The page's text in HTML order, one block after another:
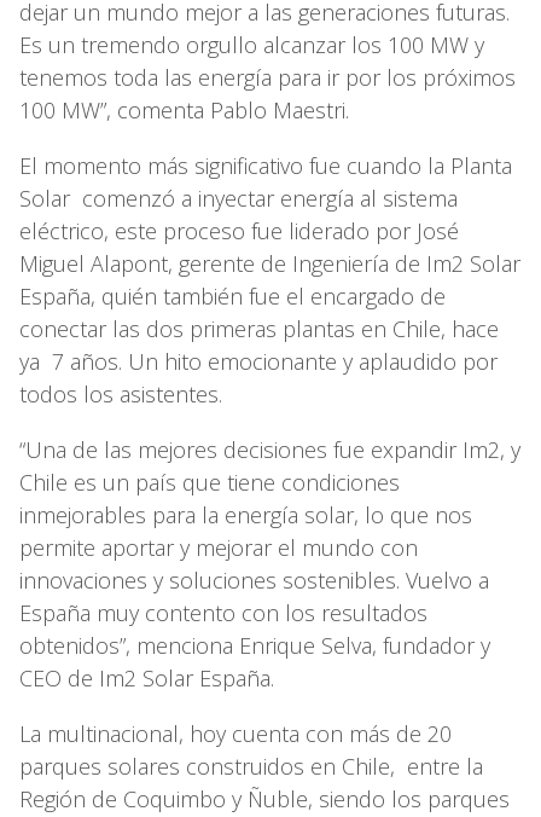
dejar un mundo mejor a las generaciones futuras.
Es un tremendo orgullo alcanzar los 100 MW y
tenemos toda las energía para ir por los próximos
100 MW”, comenta Pablo Maestri.
El momento más significativo fue cuando la Planta
Solar comenzó a inyectar energía al sistema
eléctrico, este proceso fue liderado por José
Miguel Alapont, gerente de Ingeniería de Im2 Solar
España, quién también fue el encargado de
conectar las dos primeras plantas en Chile, hace
ya 7 años. Un hito emocionante y aplaudido por
todos los asistentes.
“Una de las mejores decisiones fue expandir Im2, y
Chile es un país que tiene condiciones
inmejorables para la energía solar, lo que nos
permite aportar y mejorar el mundo con
innovaciones y soluciones sostenibles. Vuelvo a
España muy contento con los resultados
obtenidos”, menciona Enrique Selva, fundador y
CEO de Im2 Solar España.
La multinacional, hoy cuenta con más de 20
parques solares construidos en Chile, entre la
Región de Coquimbo y Ñuble, siendo los parques